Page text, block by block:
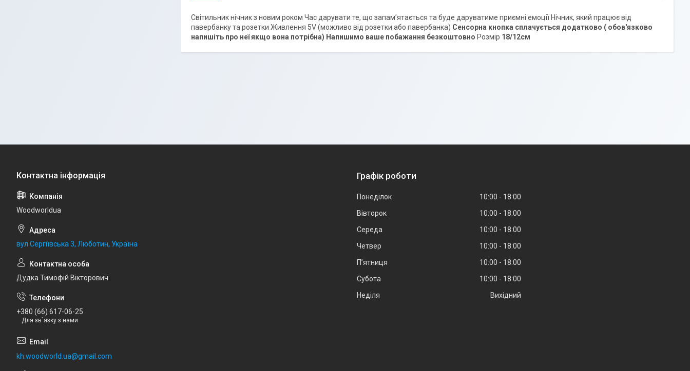
Світильник нічник з новим роком Час дарувати те, що запамʼятається та буде даруватиме приємні емоції Нічник, який працює від
павербанку та розетки Живлення 5V (можливо від розетки або павербанка) Сенсорна кнопка сплачується додатково ( обов'язково
напишіть про неї якщо вона потрібна) Напишимо ваше побажання безкоштовно Розмір 18/12см
Woodworldua
вул Сергіївська 3, Люботин, Україна
Дудка Тимофій Вікторович
+380 (66) 617-06-25
Для зв`язку з нами
kh.woodworld.ua@gmail.com
Графік роботи
Понеділок 10:00
18:00
Вівторок
10:00
18:00
Середа
10:00
18:00
Четвер
10:00
18:00
Пʼятниця
10:00
18:00
Субота
10:00
18:00
Неділя
Вихідний